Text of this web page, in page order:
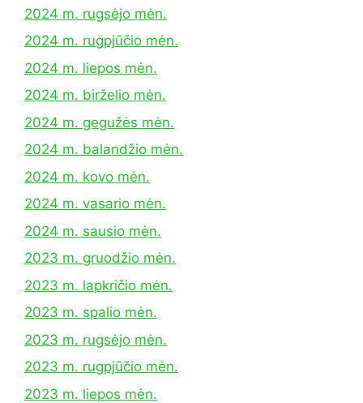
2024 m. rugsėjo mėn.
2024 m. rugpjūčio mėn.
2024 m. liepos mėn.
2024 m. birželio mėn.
2024 m. gegužės mėn.
2024 m. balandžio mėn.
2024 m. kovo mėn.
2024 m. vasario mėn.
2024 m. sausio mėn.
2023 m. gruodžio mėn.
2023 m. lapkričio mėn.
2023 m. spalio mėn.
2023 m. rugsėjo mėn.
2023 m. rugpjūčio mėn.
2023 m. liepos mėn.